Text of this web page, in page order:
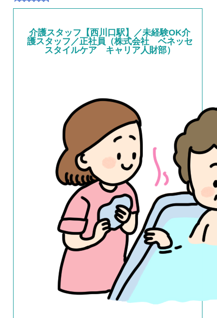
介護スタッフ【西川口駅】／未経験OK介
護スタッフ／正社員（株式会社 ベネッセ
スタイルケア キャリア人財部）